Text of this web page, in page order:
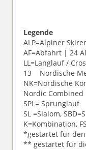
Legende
ALP=Alpiner
AF=Abfahrt | 24
LL=Langlauf /
13 Nordische
NK=Nordische
Nordic Combined
SPL= Sprunglauf
SL =Slalom,
K=Kombination,
*gestartet für den
** gestartet für